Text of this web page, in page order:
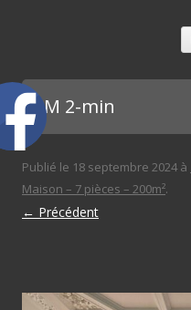
SAM 2-min
Publié le 18 septembre 2024 à
Maison – 7 pièces – 200m².
← Précédent